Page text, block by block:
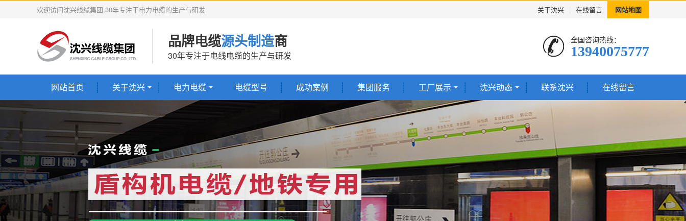
关于沈兴 在线留言 网站地图
欢迎访问沈兴线缆集团,30年专注于电力电缆的生产与研发
品牌电缆源头制造商
30年专注于电线电缆的生产与研发
全国咨询热线：
13940075777
网站首页 关于沈兴 电力电缆 电缆型号 成功案例 集团服务 工厂展示 沈兴动态 联系沈兴 在线留言